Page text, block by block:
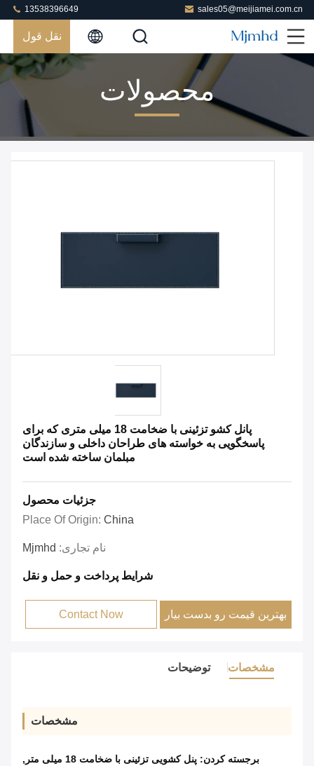
sales05@meijiamei.com.cn
13538396649
نقل قول
محصولات
پانل کشو تزئینی با ضخامت 18 میلی متری که برای
پاسخگویی به خواسته های طراحان داخلی و سازندگان
مبلمان ساخته شده است
جزئیات محصول
Place Of Origin: China
نام تجاری: Mjmhd
شرایط پرداخت و حمل و نقل
بهترین قیمت رو بدست بیار Contact Now
مشخصات توضیحات
مشخصات
برجسته کردن: پنل کشویی تزئینی با ضخامت 18 میلی متر
,